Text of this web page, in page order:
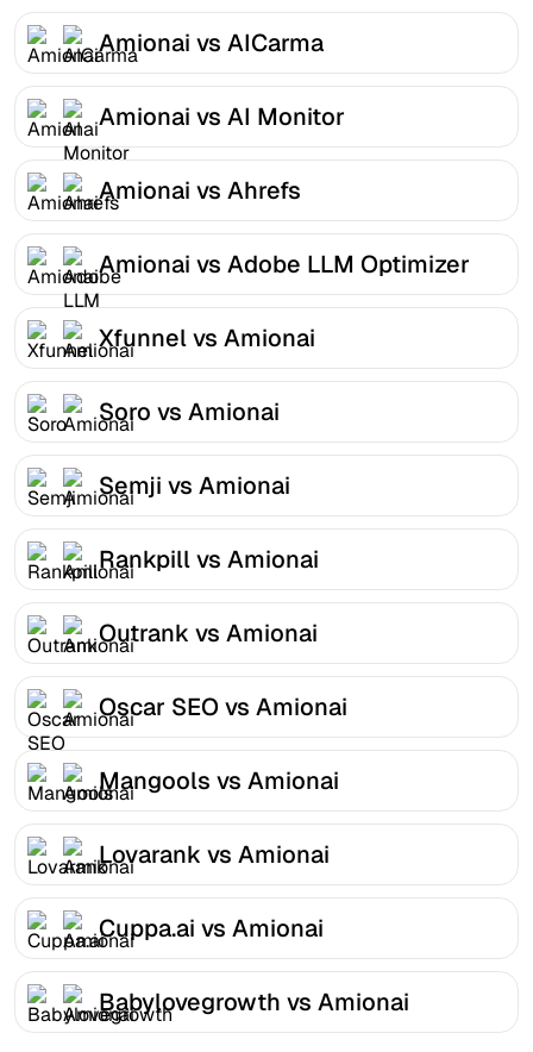
Amionai vs AICarma
Amionai vs AI Monitor
Amionai vs Ahrefs
Amionai vs Adobe LLM Optimizer
Xfunnel vs Amionai
Soro vs Amionai
Semji vs Amionai
Rankpill vs Amionai
Outrank vs Amionai
Oscar SEO vs Amionai
Mangools vs Amionai
Lovarank vs Amionai
Cuppa.ai vs Amionai
Babylovegrowth vs Amionai